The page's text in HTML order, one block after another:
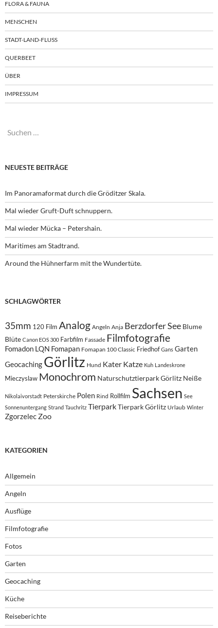
FLORA & FAUNA
MENSCHEN
STADT-LAND-FLUSS
QUERBEET
ÜBER
IMPRESSUM
Suchen
NEUESTE BEITRÄGE
Im Panoramaformat durch die Gröditzer Skala.
Mal wieder Gruft-Duft schnuppern.
Mal wieder Mücka – Petershain.
Maritimes am Stadtrand.
Around the Hühnerfarm mit the Wundertüte.
SCHLAGWÖRTER
35mm 120 Film Analog Angeln Anja Berzdorfer See Blume
Blüte Canon EOS 300 Farbfilm Fassade Filmfotografie
Fomadon LQN Fomapan Fomapan 100 Classic Friedhof Gans Garten
Geocaching Görlitz Hund Kater Katze Kuh Landeskrone
Mieczyslaw Monochrom Naturschutztierpark Görlitz Neiße
Nikolaivorstadt Peterskirche Polen Rind Rollfilm Sachsen See
Sonnenuntergang Strand Tauchritz TierparkTierpark Görlitz Urlaub Winter
Zgorzelec Zoo
KATEGORIEN
Allgemein
Angeln
Ausflüge
Filmfotografie
Fotos
Garten
Geocaching
Küche
Reiseberichte